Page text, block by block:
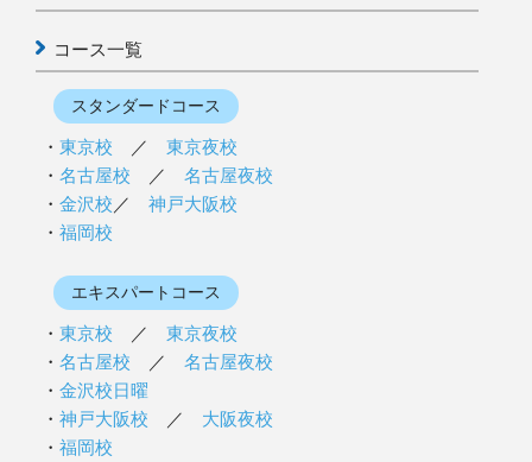
コース一覧
スタンダードコース
東京校 ／ 東京夜校
名古屋校 ／ 名古屋夜校
金沢校 ／ 神戸大阪校
福岡校
エキスパートコース
東京校 ／ 東京夜校
名古屋校 ／ 名古屋夜校
金沢校日曜
神戸大阪校 ／ 大阪夜校
福岡校